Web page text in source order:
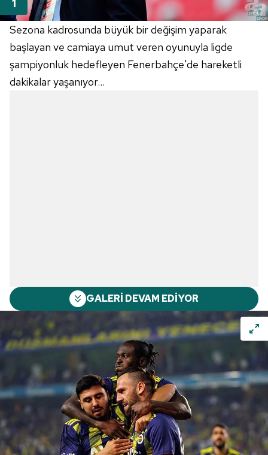
Sezona kadrosunda büyük bir değişim yaparak
başlayan ve camiaya umut veren oyunuyla ligde
şampiyonluk hedefleyen Fenerbahçe'de hareketli
dakikalar yaşanıyor...
GALERİ DEVAM EDİYOR